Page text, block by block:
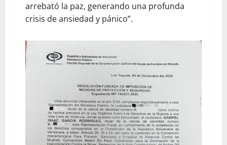
arrebató la paz, generando una profunda
crisis de ansiedad y pánico”.